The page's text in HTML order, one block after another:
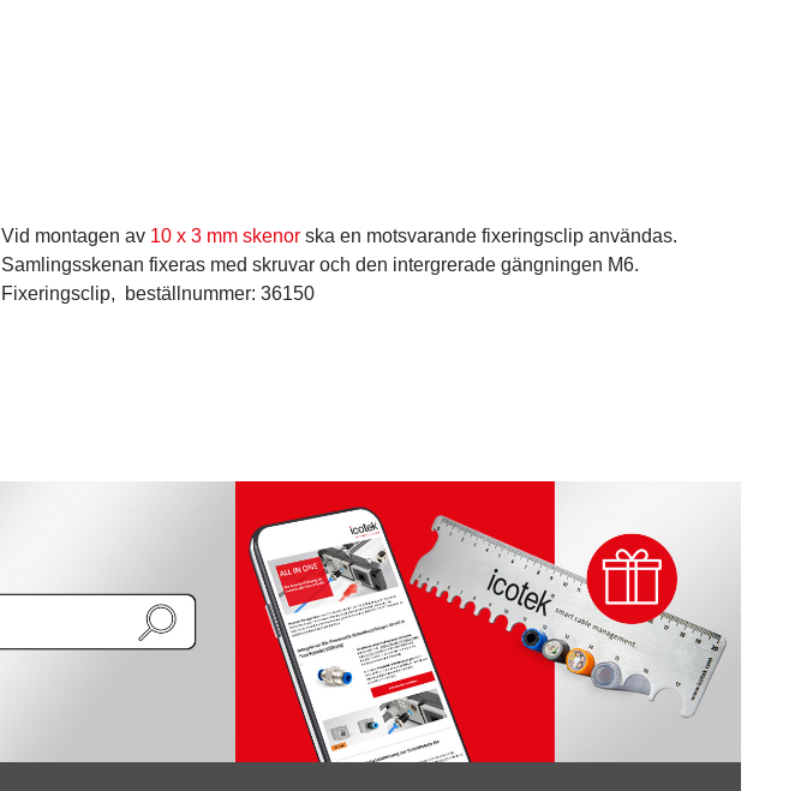
Vid montagen av 10 x 3 mm skenor ska en motsvarande fixeringsclip användas.
Samlingsskenan fixeras med skruvar och den intergrerade gängningen M6.
Fixeringsclip, beställnummer: 36150